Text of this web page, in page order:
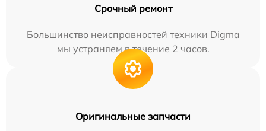
Срочный ремонт
Большинство неисправностей техники Digma
мы устраняем в течение 2 часов.
Оригинальные запчасти